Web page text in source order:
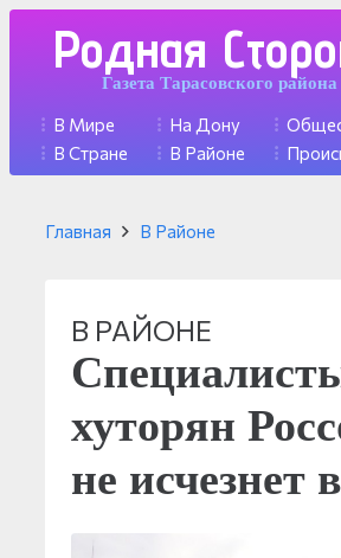
Родная
Газета Тарасовского района
В Мире
В Стране
На Дону
В Районе
Главная В Районе
В РАЙОНЕ
хуторян
не исчезнет